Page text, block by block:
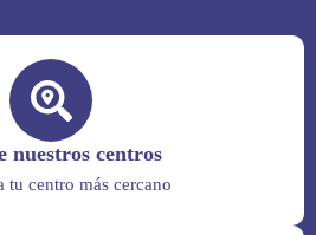
nuestros centros
tu centro más cercano